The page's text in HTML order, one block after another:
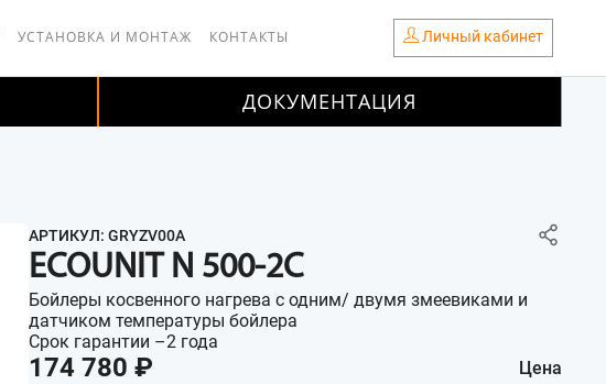
УСТАНОВКА И МОНТАЖ КОНТАКТЫ Личный кабинет
ДОКУМЕНТАЦИЯ
АРТИКУЛ: GRYZV00A
ECOUNIT N 500-2C
Бойлеры косвенного нагрева с одним/ двумя змеевиками и
датчиком температуры бойлера
Срок гарантии –2 года
174 780 ₽ Цена